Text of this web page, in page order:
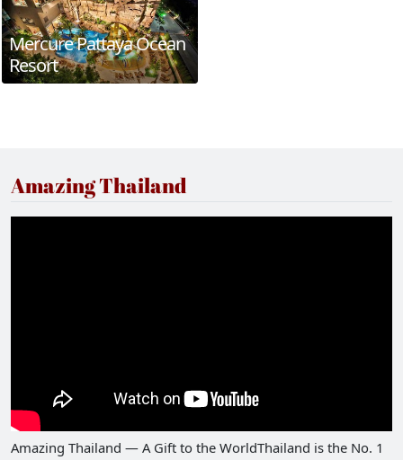
Mercure Pattaya Ocean
Resort
Amazing Thailand
Amazing Thailand — A Gift to the WorldThailand is the No. 1